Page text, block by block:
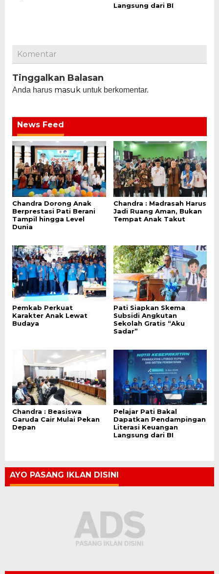
Langsung dari BI
Komentar
Tinggalkan Balasan
Anda harus masuk untuk berkomentar.
News Feed
Chandra Dorong Anak
Berprestasi Pati Berani
Tampil hingga Level
Dunia
Chandra : Madrasah Harus
Jadi Ruang Aman, Bukan
Tempat Anak Takut
Pemkab Perkuat
Karakter Anak Lewat
Budaya
Pati Siapkan Skema
Subsidi Angkutan
Sekolah Gratis “Aku
Sadar”
Chandra : Beasiswa
Garuda Cair Mulai Pekan
Depan
Pelajar Pati Bakal
Dapatkan Pendampingan
Literasi Keuangan
Langsung dari BI
AYO PASANG IKLAN DISINI